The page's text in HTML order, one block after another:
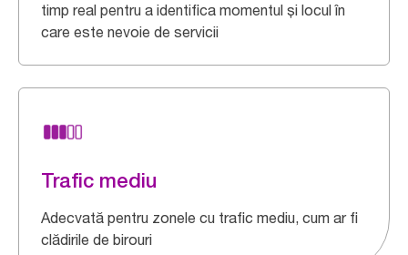
timp real pentru a identifica momentul și locul în
care este nevoie de servicii
Trafic mediu
Adecvată pentru zonele cu trafic mediu, cum ar fi
clădirile de birouri